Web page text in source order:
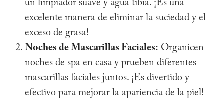
un limpiador suave y agua tibia. ¡Es una
excelente manera de eliminar la suciedad y el
exceso de grasa!
Noches de Mascarillas Faciales: Organicen
noches de spa en casa y prueben diferentes
mascarillas faciales juntos. ¡Es divertido y
efectivo para mejorar la apariencia de la piel!